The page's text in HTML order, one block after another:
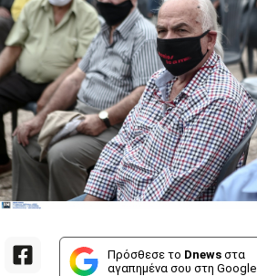
Πρόσθεσε το Dnews στα
αγαπημένα σου στη Google